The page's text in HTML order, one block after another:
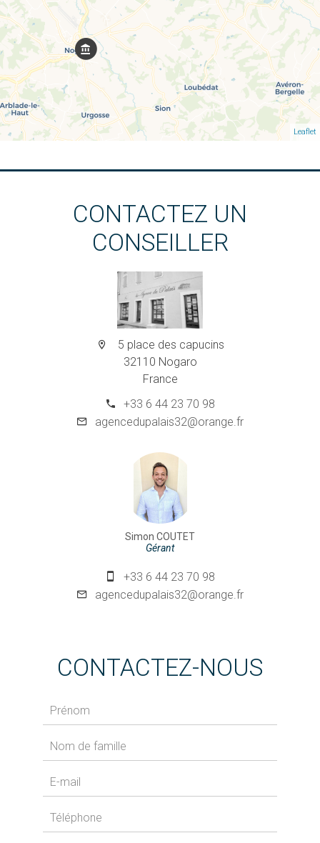
Leaflet
CONTACTEZ UN
CONSEILLER
5 place des capucins
32110 Nogaro
France
+33 6 44 23 70 98
agencedupalais32@orange.fr
Simon COUTET
Gérant
+33 6 44 23 70 98
agencedupalais32@orange.fr
CONTACTEZ-NOUS